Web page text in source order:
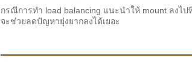
กรณีการทำ load balancing แนะนำให้ mount ลงไป
จะช่วยลดปัญหายุ่งยากลงได้เยอะ